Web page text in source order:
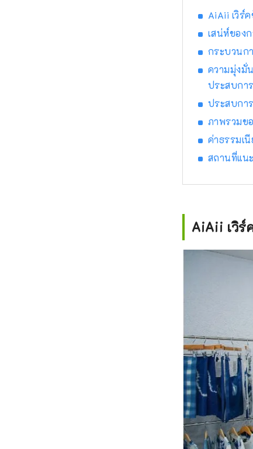
AiAii เวิร์
เสน่ห์ของ
กระบวนก
ความมุ่งมั่
ประสบกา
ประสบกา
ภาพรวมข
ค่าธรรมเ
สถานที่แน
AiAii เวิร์